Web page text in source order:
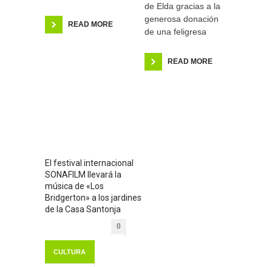
READ MORE
de Elda gracias a la
generosa donación
de una feligresa
READ MORE
El festival internacional
SONAFILM llevará la
música de «Los
Bridgerton» a los jardines
de la Casa Santonja
0
CULTURA